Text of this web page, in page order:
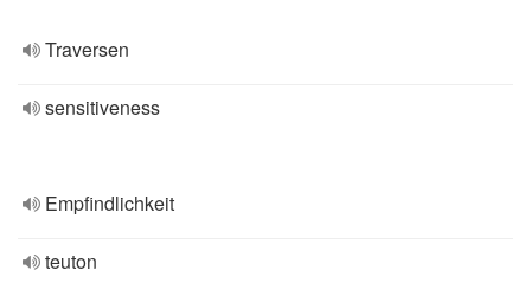
Traversen
sensitiveness
Empfindlichkeit
teuton